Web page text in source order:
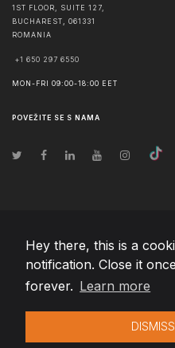
Hey there, this is a
notification. Close it
forever. Learn more
DISMISS
1ST FLOOR, SUITE 127,
BUCHAREST
061331
ROMANIA
+1 650 297 6550
MON-FRI 09:00-18:00 EET
POVEŽITE SE S NAMA
© Autorska prava 2026 Team
Changelog● Korišćenjem ove stranice
Politika